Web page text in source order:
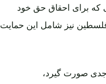
که برای احقاق حق خود
فلسطین نیز شامل این حمایت
صورت گیرد،